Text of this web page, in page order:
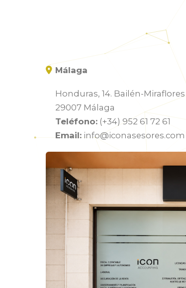
Málaga
Honduras, 14. Bailén-Miraflores
29007 Málaga
Teléfono: (+34) 952 61 72 61
Email: info@iconasesores.com